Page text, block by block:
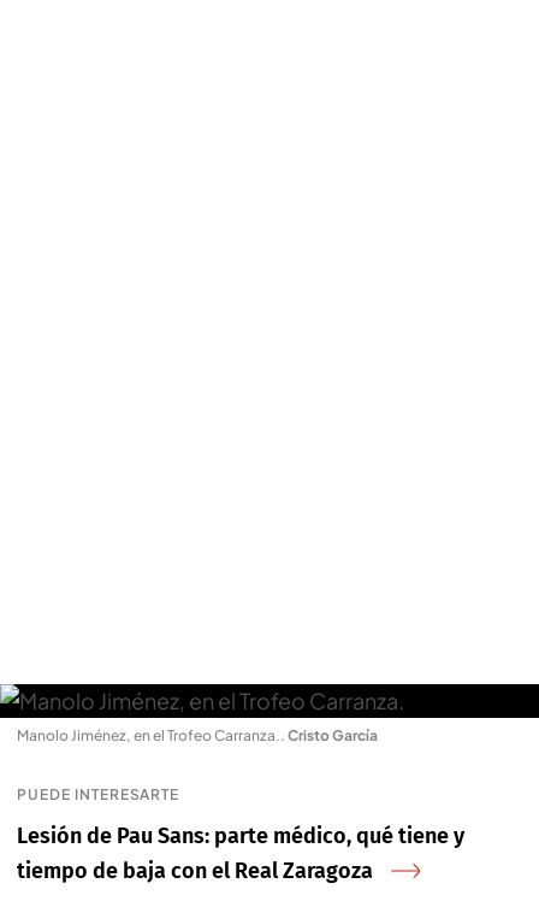
Manolo Jiménez, en el Trofeo Carranza.. Cristo García
PUEDE INTERESARTE
Lesión de Pau Sans: parte médico, qué tiene y
tiempo de baja con el Real Zaragoza